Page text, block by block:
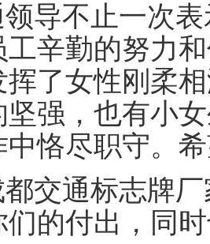
导不止一次
辛勤的努力和
了女性刚柔
强，也有小
中恪尽职守。
交通标志牌厂
的付出，同